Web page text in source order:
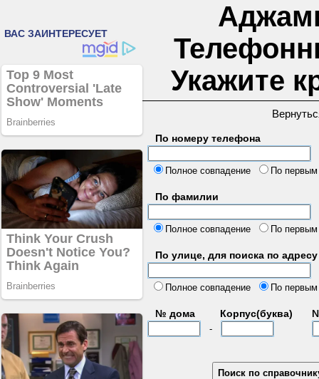
Укажите
По номеру телефона
Полное совпадение
По
По фамилии
Полное совпадение По
По улице, для поиска по адресу
Полное совпадение
По
№ дома Корпус(буква)
-